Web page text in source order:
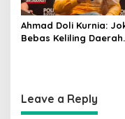
Ahmad Doli Kurnia:
Bebas Keliling Daerah
Leave a Reply